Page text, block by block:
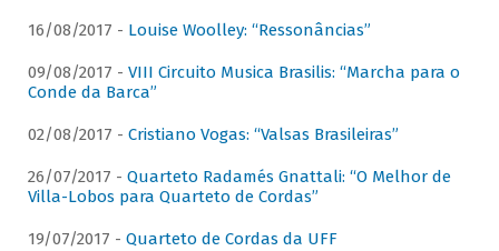
16/08/2017 - Louise Woolley: “Ressonâncias”
09/08/2017 - VIII Circuito Musica Brasilis: “Marcha para o
Conde da Barca”
02/08/2017 - Cristiano Vogas: “Valsas Brasileiras”
26/07/2017 - Quarteto Radamés Gnattali: “O Melhor de
Villa-Lobos para Quarteto de Cordas”
19/07/2017 - Quarteto de Cordas da UFF